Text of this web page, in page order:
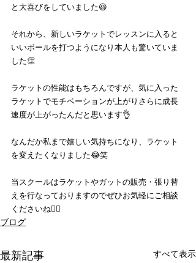
と大喜びをしていました😆
それから、新しいラケットでレッスンに入ると
いいボールを打つようになり本人も驚いていま
した👏
ラケットの性能はもちろんですが、気に入った
ラケットでモチベーションが上がりさらに成長
速度が上がったんだと思います👌
なんだか私まで嬉しい気持ちになり、ラケット
を変えたくなりました😂笑
当スクールはラケットやガットの販売・張り替
えを行なっておりますのでぜひお気軽にご相談
くださいね💁‍♂️
ブログ
最新記事 すべて表示